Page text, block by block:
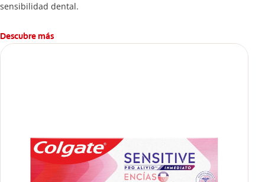
sensibilidad dental.
Descubre más